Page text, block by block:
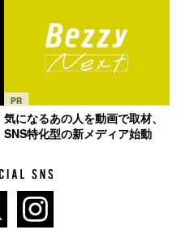
PR
気になるあの人を動画で取材、
SNS特化型の新メディア始動